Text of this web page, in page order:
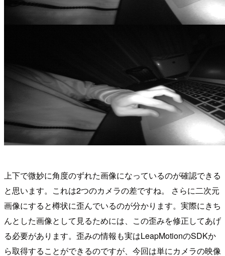
上下で微妙に角度のずれた画像になっているのが確認できる
と思います。これは2つのカメラの差ですね。 さらに二次元
画像にすると樽状に歪んでいるのが分かります。実際にきち
んとした画像として見るためには、この歪みを修正してあげ
る必要があります。歪みの情報も実はLeapMotionのSDKか
ら取得することができるのですが、今回は単にカメラの映像